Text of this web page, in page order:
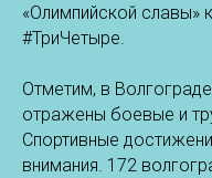
«Олимпийской
#ТриЧетыре.
Отметим, в
отражены боевые и
Спортивные
внимания. 172